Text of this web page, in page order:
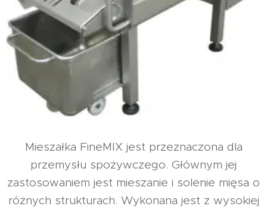
Mieszałka FineMIX jest przeznaczona dla
przemysłu spożywczego. Głównym jej
zastosowaniem jest mieszanie i solenie mięsa o
różnych strukturach. Wykonana jest z wysokiej